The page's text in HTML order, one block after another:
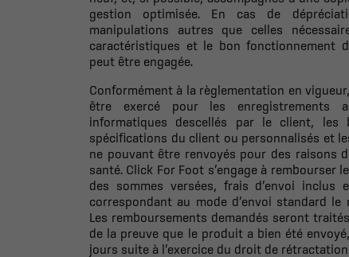
gestion optimisée. En cas de
manipulations autres que celles
caractéristiques et le bon fonctionnement
peut être engagée.
Conformément à la règlementation en
être exercé pour les enregistrements
informatiques descellés par le client, les
spécifications du client ou personnalisés et
ne pouvant être renvoyés pour des raisons
santé. Click For Foot s’engage à rembourser
des sommes versées, frais d’envoi
correspondant au mode d’envoi standard
Les remboursements demandés seront
de la preuve que le produit a bien été
jours suite à l’exercice du droit de